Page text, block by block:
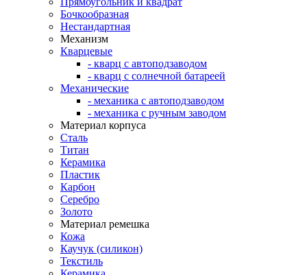
Бочкообразная
Нестандартная
Механизм
Кварцевые
- кварц с автоподзаводом
- кварц с солнечной батареей
Механические
- механика с автоподзаводом
- механика с ручным заводом
Материал корпуса
Сталь
Титан
Керамика
Пластик
Карбон
Серебро
Золото
Материал ремешка
Кожа
Каучук (силикон)
Текстиль